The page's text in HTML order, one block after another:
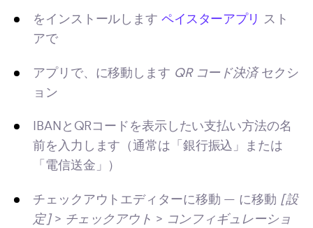
をインストールします ペイスターアプリ スト
アで
アプリで、に移動します QR コード決済セクシ
ョン
IBANとQRコードを表示したい支払い方法の名
前を入力します（通常は「銀行振込」または
「電信送金」）
チェックアウトエディターに移動 — に移動 [設
定]> チェックアウト > コンフィギュレーショ